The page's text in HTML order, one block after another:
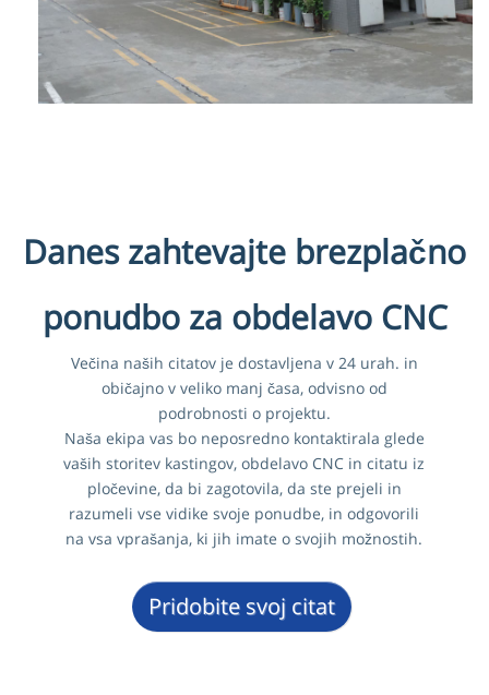
Danes zahtevajte brezplačno
ponudbo za obdelavo CNC
Večina naših citatov je dostavljena v 24 urah. in
običajno v veliko manj časa, odvisno od
podrobnosti o projektu.
Naša ekipa vas bo neposredno kontaktirala glede
vaših storitev kastingov, obdelavo CNC in citatu iz
pločevine, da bi zagotovila, da ste prejeli in
razumeli vse vidike svoje ponudbe, in odgovorili
na vsa vprašanja, ki jih imate o svojih možnostih.
Pridobite svoj citat